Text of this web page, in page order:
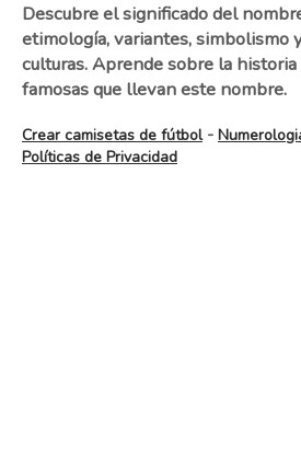
Descubre el significado del
etimología, variantes, simbolismo
culturas. Aprende sobre la
famosas que llevan este nombre.
Crear camisetas de fútbol-
Políticas de Privacidad